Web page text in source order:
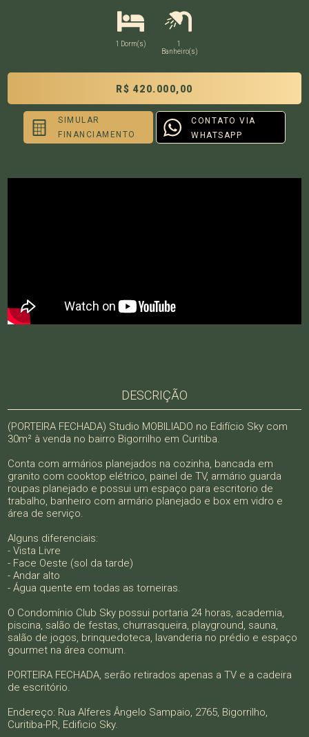
1 Dorm(s)
1
Banheiro(s)
R$ 420.000,00
SIMULAR
FINANCIAMENTO
CONTATO VIA
WHATSAPP
DESCRIÇÃO
(PORTEIRA FECHADA) Studio MOBILIADO no Edifício Sky com
30m² à venda no bairro Bigorrilho em Curitiba.
Conta com armários planejados na cozinha, bancada em
granito com cooktop elétrico, painel de TV, armário guarda
roupas planejado e possui um espaço para escritorio de
trabalho, banheiro com armário planejado e box em vidro e
área de serviço.
Alguns diferenciais:
- Vista Livre
- Face Oeste (sol da tarde)
- Andar alto
- Água quente em todas as torneiras.
O Condomínio Club Sky possui portaria 24 horas, academia,
piscina, salão de festas, churrasqueira, playground, sauna,
salão de jogos, brinquedoteca, lavanderia no prédio e espaço
gourmet na área comum.
PORTEIRA FECHADA, serão retirados apenas a TV e a cadeira
de escritório.
Endereço: Rua Alferes Ângelo Sampaio, 2765, Bigorrilho,
Curitiba-PR, Edificio Sky.